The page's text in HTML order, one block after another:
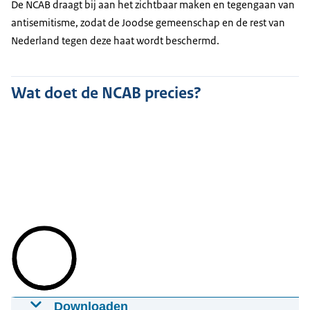
De NCAB draagt bij aan het zichtbaar maken en tegengaan van
antisemitisme, zodat de Joodse gemeenschap en de rest van
Nederland tegen deze haat wordt beschermd.
Wat doet de NCAB precies?
Downloaden